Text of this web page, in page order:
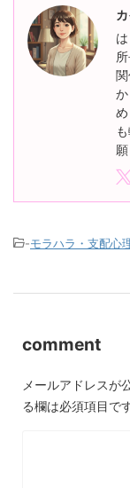
-モラハラ・支配心
comment
メールアドレスが
る欄は必須項目で